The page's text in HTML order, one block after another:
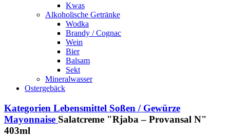
Kwas
Alkoholische Getränke
Wodka
Brandy / Cognac
Wein
Bier
Balsam
Sekt
Mineralwasser
Ostergebäck
Kategorien Lebensmittel Soßen / Gewürze
Mayonnaise Salatcreme "Rjaba – Provansal N"
403ml